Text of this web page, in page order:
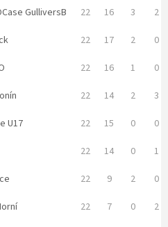
GulliversB 22 16 3
2
22 17 2
0
22 16 1
0
22 14 2
3
U17 22 15 0
0
22 14 0
1
22 9 2
0
22 7 0
2